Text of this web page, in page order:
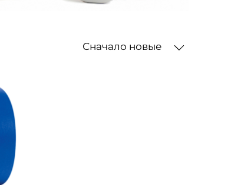
Сначало новые